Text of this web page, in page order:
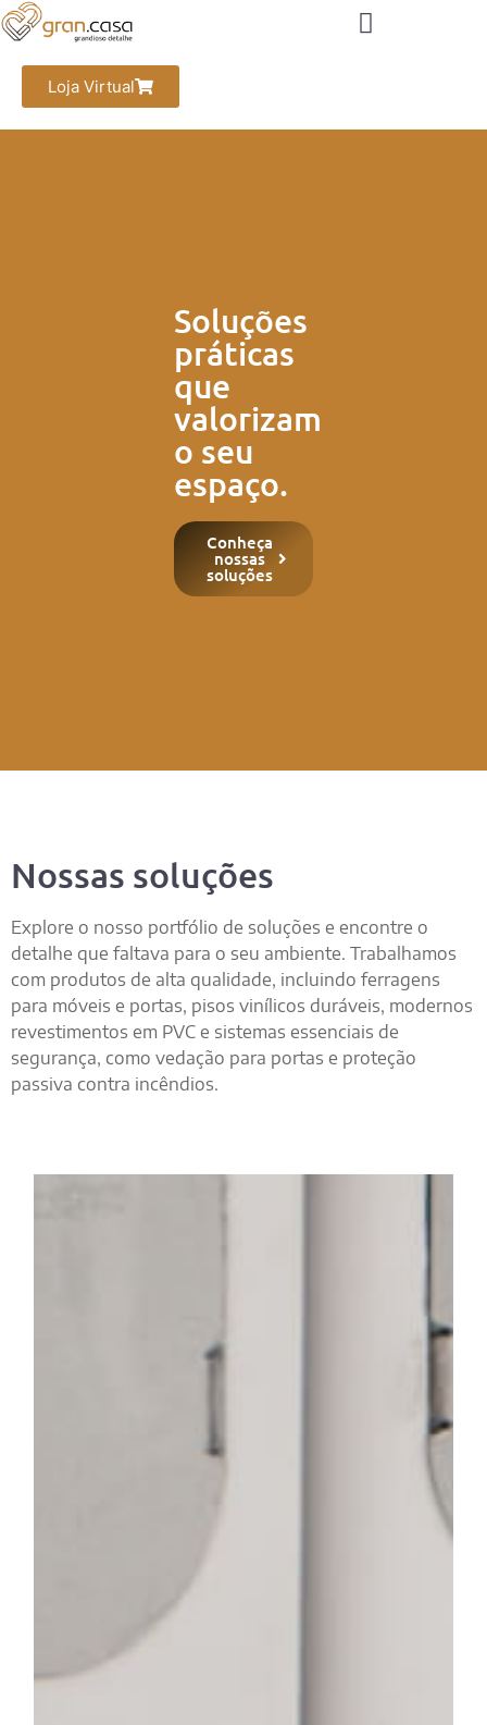
Loja Virtual
Soluções
práticas
que
valorizam
o seu
espaço.
Conheça
nossas
soluções
Nossas soluções
Explore o nosso portfólio de soluções e encontre o
detalhe que faltava para o seu ambiente. Trabalhamos
com produtos de alta qualidade, incluindo ferragens
para móveis e portas, pisos vinílicos duráveis, modernos
revestimentos em PVC e sistemas essenciais de
segurança, como vedação para portas e proteção
passiva contra incêndios.